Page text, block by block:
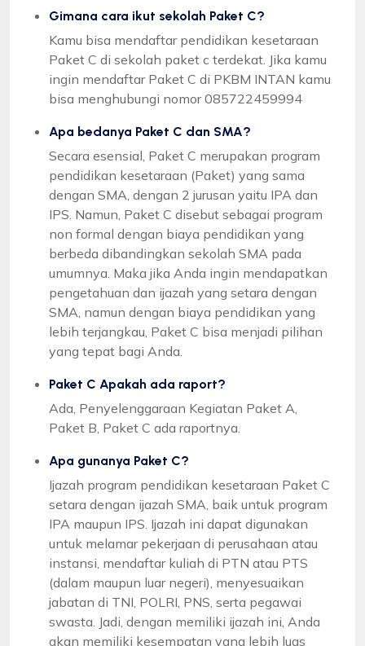
Gimana cara ikut sekolah Paket C?
Kamu bisa mendaftar pendidikan kesetaraan
Paket C di sekolah paket c terdekat. Jika kamu
ingin mendaftar Paket C di PKBM INTAN kamu
bisa menghubungi nomor 085722459994
Apa bedanya Paket C dan SMA?
Secara esensial, Paket C merupakan program
pendidikan kesetaraan (Paket) yang sama
dengan SMA, dengan 2 jurusan yaitu IPA dan
IPS. Namun, Paket C disebut sebagai program
non formal dengan biaya pendidikan yang
berbeda dibandingkan sekolah SMA pada
umumnya. Maka jika Anda ingin mendapatkan
pengetahuan dan ijazah yang setara dengan
SMA, namun dengan biaya pendidikan yang
lebih terjangkau, Paket C bisa menjadi pilihan
yang tepat bagi Anda.
Paket C Apakah ada raport?
Ada, Penyelenggaraan Kegiatan Paket A,
Paket B, Paket C ada raportnya.
Apa gunanya Paket C?
Ijazah program pendidikan kesetaraan Paket C
setara dengan ijazah SMA, baik untuk program
IPA maupun IPS. Ijazah ini dapat digunakan
untuk melamar pekerjaan di perusahaan atau
instansi, mendaftar kuliah di PTN atau PTS
(dalam maupun luar negeri), menyesuaikan
jabatan di TNI, POLRI, PNS, serta pegawai
swasta. Jadi, dengan memiliki ijazah ini, Anda
akan memiliki kesempatan yang lebih luas